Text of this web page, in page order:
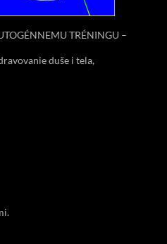
TRÉNINGU –
duše i tela,